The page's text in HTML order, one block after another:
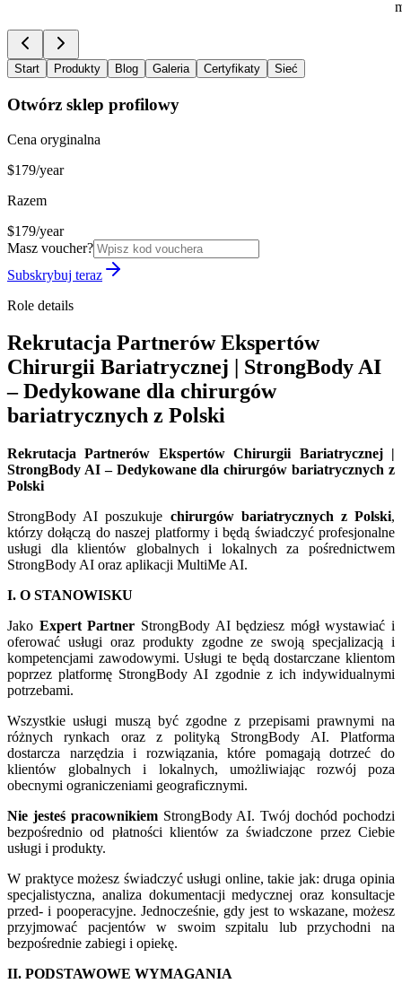
Start Produkty Blog Galeria Certyfikaty Sieć
Otwórz sklep profilowy
Cena oryginalna
$179/year
Razem
$179/year
Masz voucher?
Subskrybuj teraz
Role details
Rekrutacja Partnerów Ekspertów
Chirurgii Bariatrycznej | StrongBody AI
– Dedykowane dla chirurgów
bariatrycznych z Polski
Rekrutacja Partnerów Ekspertów Chirurgii Bariatrycznej |
StrongBody AI – Dedykowane dla chirurgów bariatrycznych z
Polski
StrongBody AI poszukuje chirurgów bariatrycznych z Polski,
którzy dołączą do naszej platformy i będą świadczyć profesjonalne
usługi dla klientów globalnych i lokalnych za pośrednictwem
StrongBody AI oraz aplikacji MultiMe AI.
I. O STANOWISKU
Jako Expert Partner StrongBody AI będziesz mógł wystawiać i
oferować usługi oraz produkty zgodne ze swoją specjalizacją i
kompetencjami zawodowymi. Usługi te będą dostarczane klientom
poprzez platformę StrongBody AI zgodnie z ich indywidualnymi
potrzebami.
Wszystkie usługi muszą być zgodne z przepisami prawnymi na
różnych rynkach oraz z polityką StrongBody AI. Platforma
dostarcza narzędzia i rozwiązania, które pomagają dotrzeć do
klientów globalnych i lokalnych, umożliwiając rozwój poza
obecnymi ograniczeniami geograficznymi.
Nie jesteś pracownikiemStrongBody AI. Twój dochód pochodzi
bezpośrednio od płatności klientów za świadczone przez Ciebie
usługi i produkty.
W praktyce możesz świadczyć usługi online, takie jak: druga opinia
specjalistyczna, analiza dokumentacji medycznej oraz konsultacje
przed- i pooperacyjne. Jednocześnie, gdy jest to wskazane, możesz
przyjmować pacjentów w swoim szpitalu lub przychodni na
bezpośrednie zabiegi i opiekę.
II. PODSTAWOWE WYMAGANIA